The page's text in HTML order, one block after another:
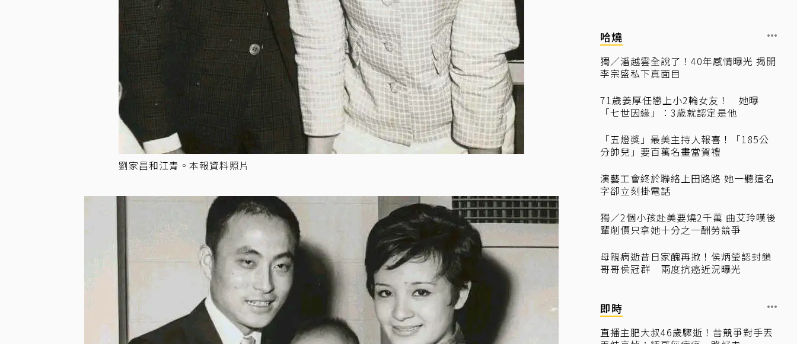
劉家昌和江青。本報資料照片
哈燒
獨／潘越雲全說了！40年感情曝光 揭開
李宗盛私下真面目
71歲姜厚任戀上小2輪女友！ 她曝
「七世因緣」：3歲就認定是他
「五燈獎」最美主持人報喜！「185公
分帥兒」要百萬名畫當賀禮
演藝工會終於聯絡上田路路 她一聽這名
字卻立刻掛電話
獨／2個小孩赴美要燒2千萬 曲艾玲嘆後
輩削價只拿她十分之一酬勞競爭
母親病逝昔日家醜再掀！侯炳瑩認封鎖
哥哥侯冠群 兩度抗癌近況曝光
即時
直播主肥大叔46歲驟逝！昔競爭對手丟